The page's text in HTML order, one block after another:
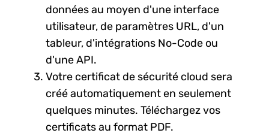
données au moyen d'une interface
utilisateur, de paramètres URL, d'un
tableur, d'intégrations No-Code ou
d'une API.
Votre certificat de sécurité cloud sera
créé automatiquement en seulement
quelques minutes. Téléchargez vos
certificats au format PDF.